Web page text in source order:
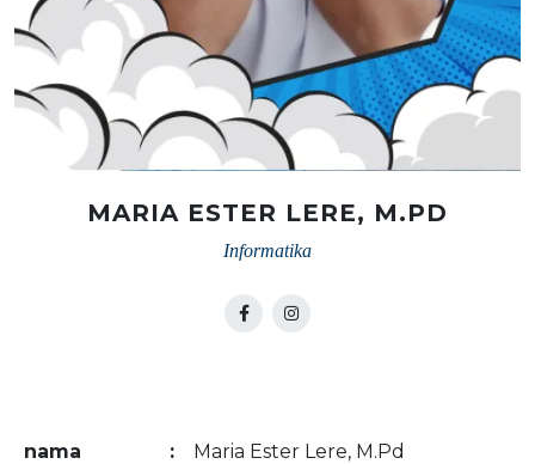
MARIA ESTER LERE, M.PD
Informatika
nama : Maria Ester Lere, M.Pd